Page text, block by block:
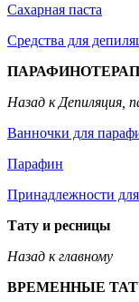
Сахарная паста
Средства для
Назад к Депиляция,
Ванночки для
Парафин
Принадлежности
Тату и ресницы
Назад к главному
ВРЕМЕННЫЕ